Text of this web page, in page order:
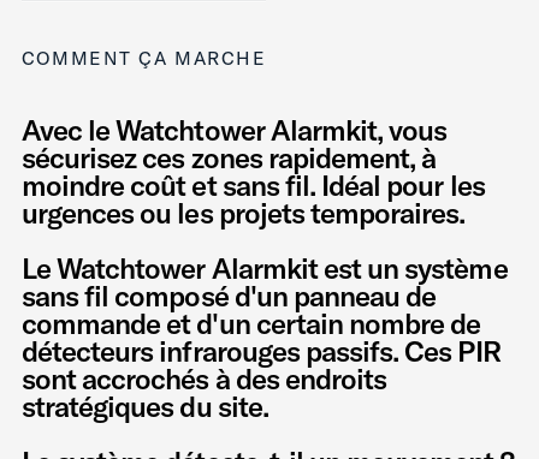
COMMENT ÇA MARCHE
Avec le Watchtower Alarmkit, vous
sécurisez ces zones rapidement, à
moindre coût et sans fil. Idéal pour les
urgences ou les projets temporaires.
Le Watchtower Alarmkit est un système
sans fil composé d'un panneau de
commande et d'un certain nombre de
détecteurs infrarouges passifs. Ces PIR
sont accrochés à des endroits
stratégiques du site.